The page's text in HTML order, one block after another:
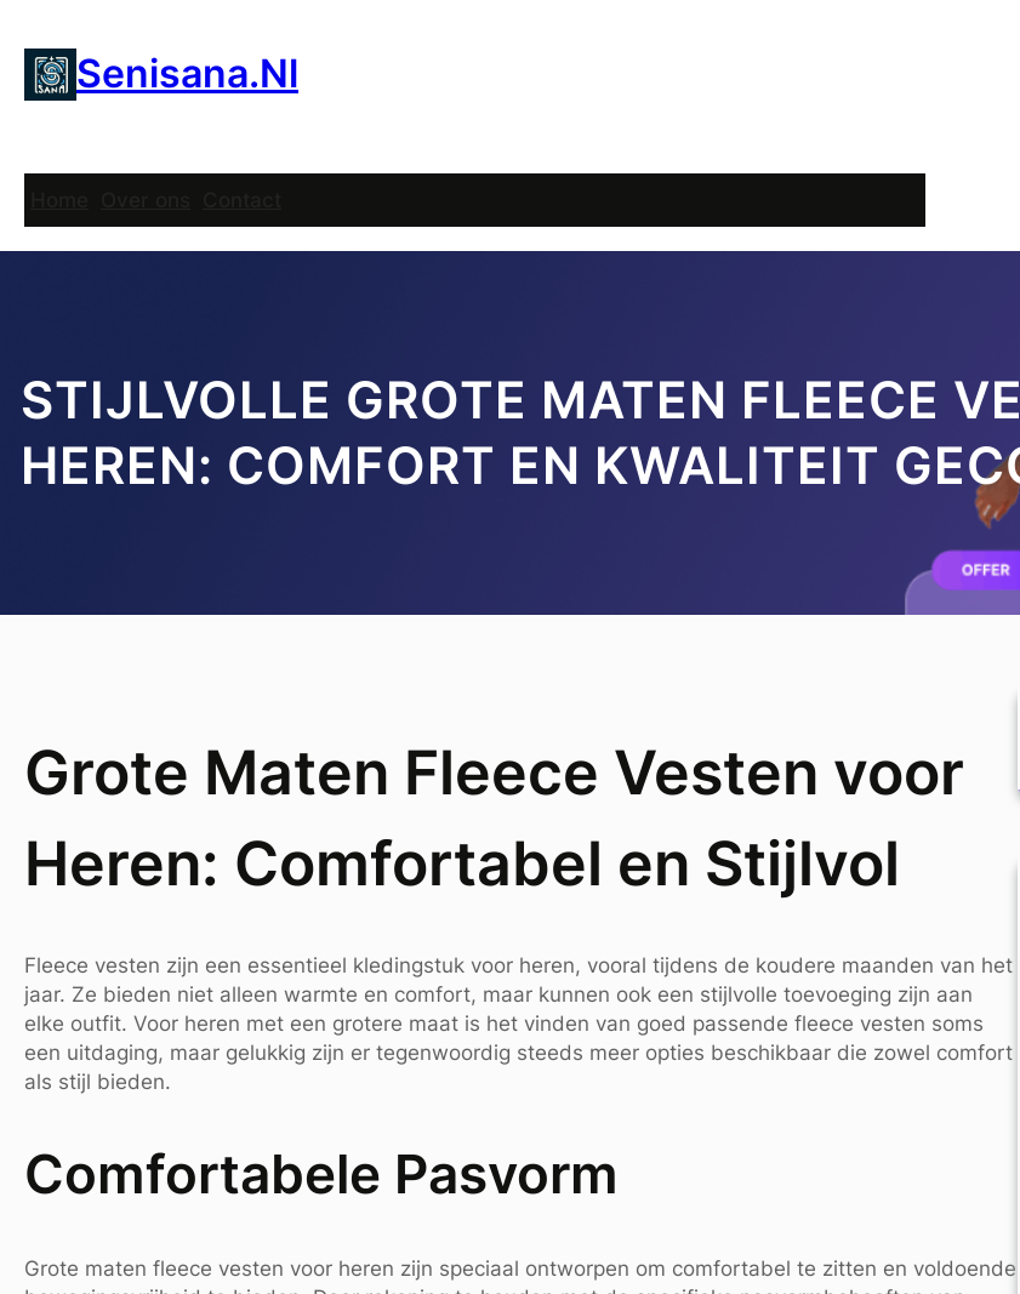
naar
inhoud
Senisana.nl
STIJLVOLLE GROTE MATEN FLEECE
HEREN: COMFORT EN KWALITEIT
Grote Maten Fleece Vesten voor
Heren: Comfortabel en Stijlvol
Fleece vesten zijn een essentieel kledingstuk voor heren, vooral tijdens de koudere maanden van het
jaar. Ze bieden niet alleen warmte en comfort, maar kunnen ook een stijlvolle toevoeging zijn aan
elke outfit. Voor heren met een grotere maat is het vinden van goed passende fleece vesten soms
een uitdaging, maar gelukkig zijn er tegenwoordig steeds meer opties beschikbaar die zowel comfort
als stijl bieden.
Comfortabele Pasvorm
Grote maten fleece vesten voor heren zijn speciaal ontworpen om comfortabel te zitten en voldoende